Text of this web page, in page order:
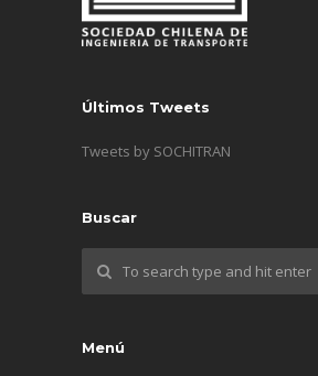
Últimos Tweets
Tweets by SOCHITRAN
Buscar
Menú